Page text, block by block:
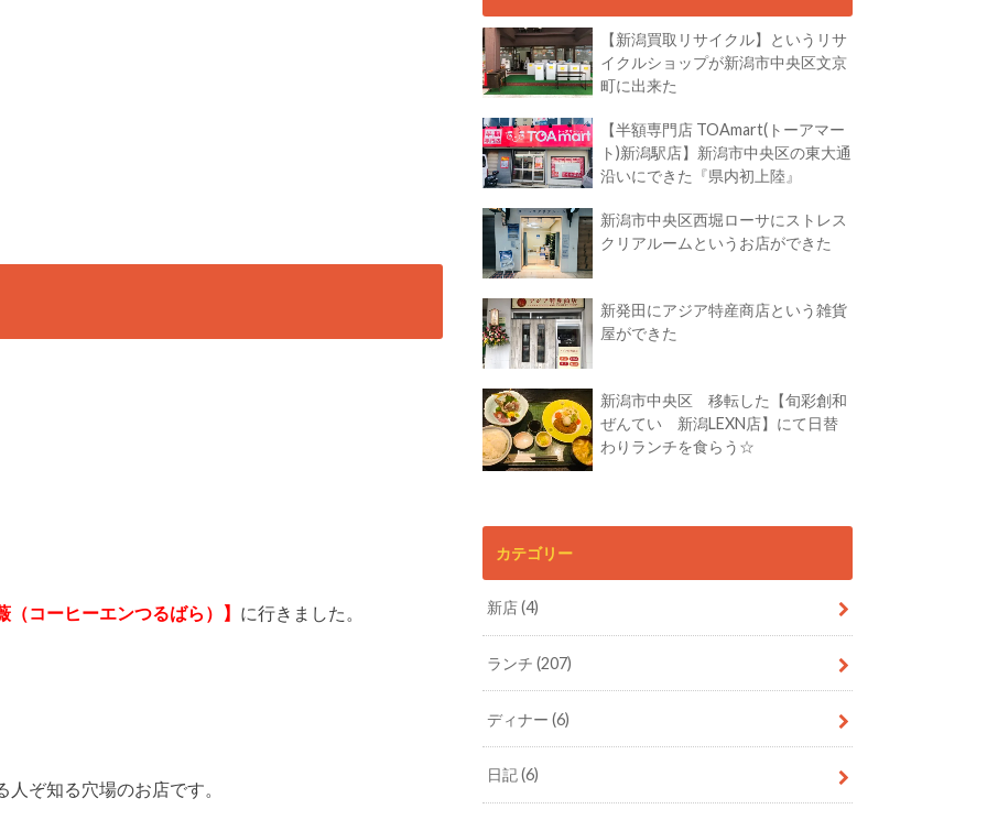
コーヒーエンつるばら）】 に行きました。
ぞ知る穴場のお店です。
【新潟買取リサイクル】というリサ
イクルショップが新潟市中央区文京
町に出来た
【半額専門店 TOAmart(トーアマー
ト)新潟駅店】新潟市中央区の東大通
沿いにできた『県内初上陸』
新潟市中央区西堀ローサにストレス
クリアルームというお店ができた
新発田にアジア特産商店という雑貨
屋ができた
新潟市中央区 移転した【旬彩創和
ぜんてい 新潟LEXN店】にて日替
わりランチを食らう☆
カテゴリー
新店(4)
ランチ(207)
ディナー(6)
日記(6)